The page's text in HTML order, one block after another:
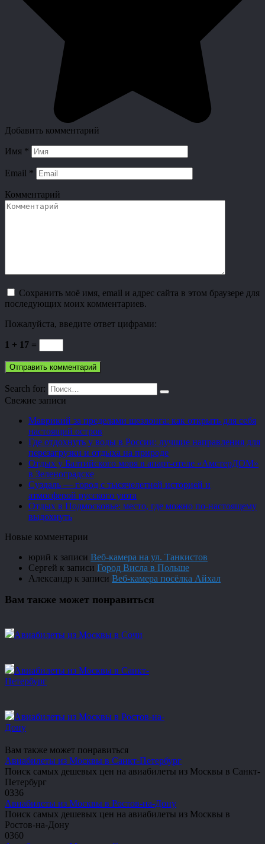
Добавить комментарий
Имя *
Email *
Комментарий
Сохранить моё имя, email и адрес сайта в этом браузере для
последующих моих комментариев.
Пожалуйста, введите ответ цифрами:
1 + 17 =
Search for:
Свежие записи
Маврикий за пределами шезлонга: как открыть для себя
настоящий остров
Где отдохнуть у воды в России: лучшие направления для
перезагрузки и отдыха на природе
Отдых у Балтийского моря в апарт-отеле «АмстерДОМ»
в Зеленоградске
Суздаль — город с тысячелетней историей и
атмосферой русского уюта
Отдых в Подмосковье: место, где можно по-настоящему
выдохнуть
Новые комментарии
юрий к записи Веб-камера на ул. Танкистов
Сергей к записи Город Висла в Польше
Александр к записи Веб-камера посёлка Айхал
Вам также может понравиться
Авиабилеты из Москвы в Сочи
Авиабилеты из Москвы в Санкт-
Петербург
Авиабилеты из Москвы в Ростов-на-
Дону
Вам также может понравиться
Авиабилеты из Москвы в Санкт-Петербург
Поиск самых дешевых цен на авиабилеты из Москвы в Санкт-
Петербург
0336
Авиабилеты из Москвы в Ростов-на-Дону
Поиск самых дешевых цен на авиабилеты из Москвы в
Ростов-на-Дону
0360